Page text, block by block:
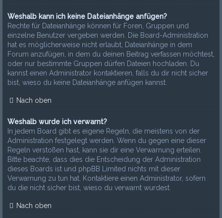
Weshalb kann ich keine Dateianhänge anfügen?
Rechte für Dateianhänge können für Foren, Gruppen und
einzelne Benutzer vergeben werden. Die Board-Administration
hat es möglicherweise nicht erlaubt, Dateianhänge in dem
Forum anzufügen, in dem du deinen Beitrag verfassen möchtest,
oder nur bestimmte Gruppen dürfen Dateien hochladen. Du
kannst einen Administrator kontaktieren, falls du dir nicht sicher
bist, wieso du keine Dateianhänge anfügen kannst.
Nach oben
Weshalb wurde ich verwarnt?
In jedem Board gibt es eigene Regeln, die meistens von der
Administration festgelegt werden. Wenn du gegen eine dieser
Regeln verstoßen hast, kann sie dir eine Verwarnung erteilen.
Bitte beachte, dass dies die Entscheidung der Administration
dieses Boards ist und phpBB Limited nichts mit dieser
Verwarnung zu tun hat. Kontaktiere einen Administrator, sofern
du die nicht sicher bist, wieso du verwarnt wurdest.
Nach oben